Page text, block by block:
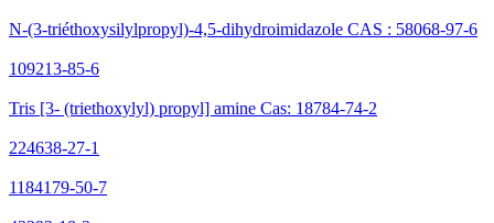
N-(3-triéthoxysilylpropyl)-4,5-dihydroimidazole CAS : 58068-97-6
109213-85-6
Tris [3- (triethoxylyl) propyl] amine Cas: 18784-74-2
224638-27-1
1184179-50-7